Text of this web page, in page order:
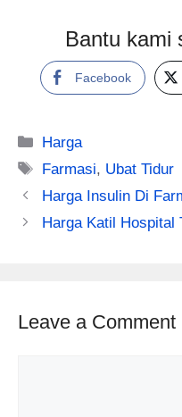
Bantu kami
Facebook
Categories
Harga
Tags
Farmasi, Ubat Tidur
Harga Insulin Di
Harga Katil Hospital
Leave a Comment